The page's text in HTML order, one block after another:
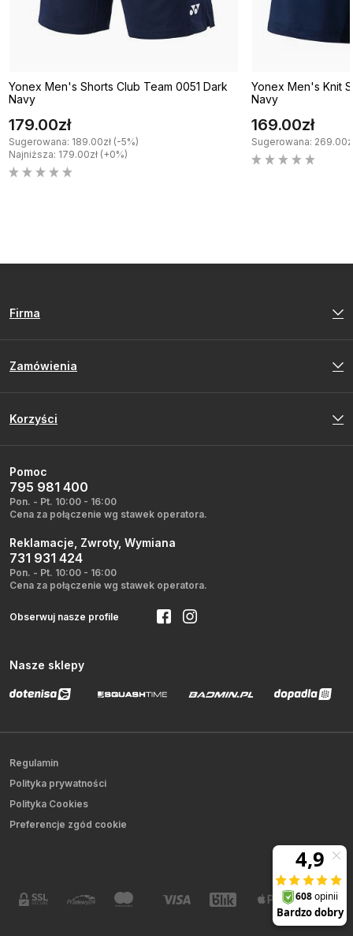
Yonex Men's Shorts Club Team 0051 Dark
Navy
179.00zł
Sugerowana: 189.00zł (-5%)
Najniższa: 179.00zł (+0%)
Yonex Men's Knit
Navy
169.00zł
Sugerowana:
Firma
Zamówienia
Korzyści
Pomoc
795 981 400
Pon. - Pt. 10:00 - 16:00
Cena za połączenie wg stawek operatora.
Reklamacje, Zwroty, Wymiana
731 931 424
Pon. - Pt. 10:00 - 16:00
Cena za połączenie wg stawek operatora.
Obserwuj nasze profile
Nasze sklepy
Regulamin
Polityka prywatności
Polityka Cookies
Preferencje zgód cookie